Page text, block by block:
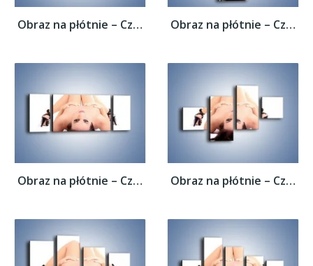
Obraz na płótnie – Czarne szpilki i ciemne... Obraz na płótnie – Czarne szpilki i ciemne...
Obraz na płótnie – Czarne szpilki i ciemne... Obraz na płótnie – Czarne szpilki i ciemne...